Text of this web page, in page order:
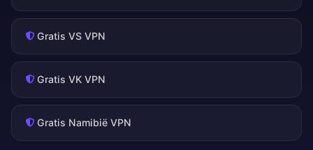
Gratis VS VPN
Gratis VK VPN
Gratis Namibië VPN